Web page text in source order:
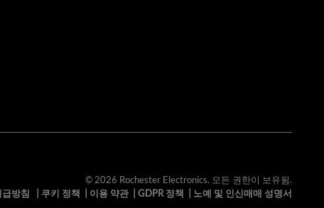
© 2026 Rochester Electronics. 모든 권한이 보유됨.
방침
쿠키 정책 이용 약관| GDPR 정책 노예 및 인신매매 성명서